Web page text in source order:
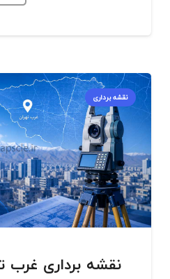
نقشه برداری
نقشه برداری غرب